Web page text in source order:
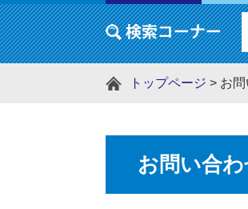
トップページ > お
お問い合